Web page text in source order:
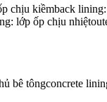
chịu kiềmback
lớp ốp chịu
bê tôngconcrete